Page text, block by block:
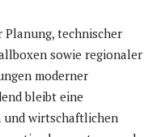
technischer
sowie regionaler
moderner
bleibt eine
und wirtschaftlichen